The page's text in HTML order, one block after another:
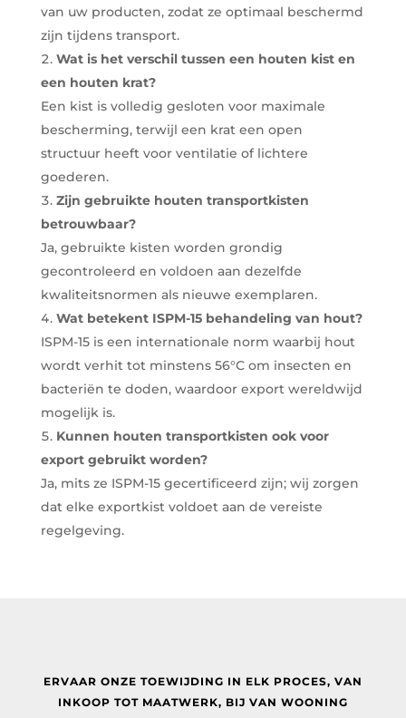
van uw producten, zodat ze optimaal beschermd
zijn tijdens transport.
Wat is het verschil tussen een houten kist en
een houten krat?
Een kist is volledig gesloten voor maximale
bescherming, terwijl een krat een open
structuur heeft voor ventilatie of lichtere
goederen.
Zijn gebruikte houten transportkisten
betrouwbaar?
Ja, gebruikte kisten worden grondig
gecontroleerd en voldoen aan dezelfde
kwaliteitsnormen als nieuwe exemplaren.
Wat betekent ISPM-15 behandeling van hout?
ISPM-15 is een internationale norm waarbij hout
wordt verhit tot minstens 56°C om insecten en
bacteriën te doden, waardoor export wereldwijd
mogelijk is.
Kunnen houten transportkisten ook voor
export gebruikt worden?
Ja, mits ze ISPM-15 gecertificeerd zijn; wij zorgen
dat elke exportkist voldoet aan de vereiste
regelgeving.
ERVAAR ONZE TOEWIJDING IN ELK PROCES, VAN
INKOOP TOT MAATWERK, BIJ VAN WOONING